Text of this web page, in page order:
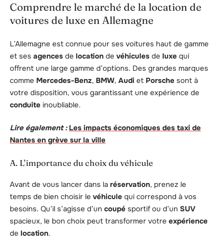
Comprendre le marché de la location de
voitures de luxe en Allemagne
L’Allemagne est connue pour ses voitures haut de gamme
et ses agences de location de véhicules de luxe qui
offrent une large gamme d’options. Des grandes marques
comme Mercedes-Benz, BMW, Audi et Porsche sont à
votre disposition, vous garantissant une expérience de
conduite inoubliable.
Lire également : Les impacts économiques des taxi de
Nantes en grève sur la ville
A. L’importance du choix du véhicule
Avant de vous lancer dans la réservation, prenez le
temps de bien choisir le véhicule qui correspond à vos
besoins. Qu’il s’agisse d’un coupé sportif ou d’un SUV
spacieux, le bon choix peut transformer votre expérience
de location.